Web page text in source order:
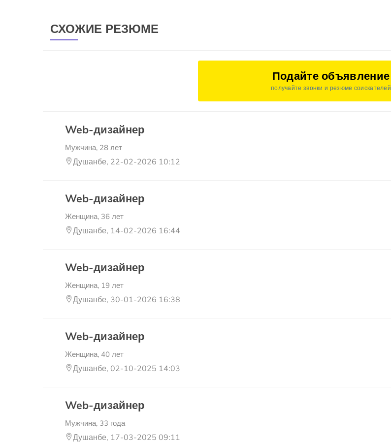
СХОЖИЕ РЕЗЮМЕ
Подайте объявление
получайте звонки и резюме соискателей
Web-дизайнер
Мужчина, 28 лет
Душанбе, 22-02-2026 10:12
Web-дизайнер
Женщина, 36 лет
Душанбе, 14-02-2026 16:44
Web-дизайнер
Женщина, 19 лет
Душанбе, 30-01-2026 16:38
Web-дизайнер
Женщина, 40 лет
Душанбе, 02-10-2025 14:03
Web-дизайнер
Мужчина, 33 года
Душанбе, 17-03-2025 09:11